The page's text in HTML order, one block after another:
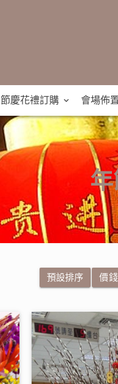
節慶花禮訂購 會場佈
預設排序 價